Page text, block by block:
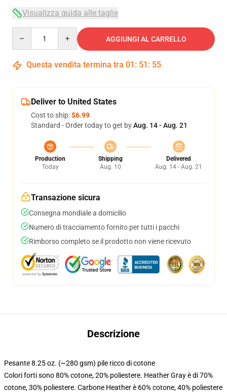
Visualizza guida alle taglie
AGGIUNGI AL CARRELLO
Questa vendita termina tra 01 : 51 : 54
Deliver to United States
Cost to ship:$6.99
Standard - Order today to get byAug. 14 - Aug. 21
Production
Today
Shipping
Aug. 10
Delivered
Aug. 14 - Aug. 21
Transazione sicura
Consegna mondiale a domicilio
Numero di tracciamento fornito per tutti i pacchi
Rimborso completo se il prodotto non viene ricevuto
Descrizione
Pesante 8.25 oz. (~280 gsm) pile ricco di cotone
Colori forti sono 80% cotone, 20% poliestere. Heather Gray è di 70%
cotone, 30% poliestere. Carbone Heather è 60% cotone, 40% poliestere